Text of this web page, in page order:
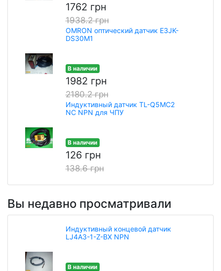
1762 грн
1938.2 грн
OMRON оптический датчик E3JK-
DS30M1
В наличии
1982 грн
2180.2 грн
Индуктивный датчик TL-Q5MC2
NC NPN для ЧПУ
В наличии
126 грн
138.6 грн
Вы недавно просматривали
Индуктивный концевой датчик
LJ4A3-1-Z-BX NPN
В наличии